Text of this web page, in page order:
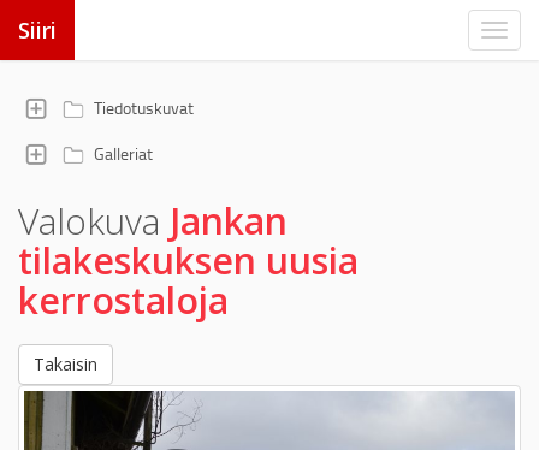
Siiri
Tiedotuskuvat
Galleriat
Valokuva Jankan
tilakeskuksen uusia
kerrostaloja
Takaisin